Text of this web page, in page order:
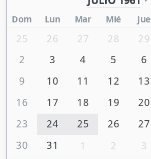
Dom Lun Mar Mié Jue
25 26 27 28 29
2
3 4 5 6
9
10 11 12 13
16
17 18 19 20
23
24 25 26 27
30
31 1 2 3